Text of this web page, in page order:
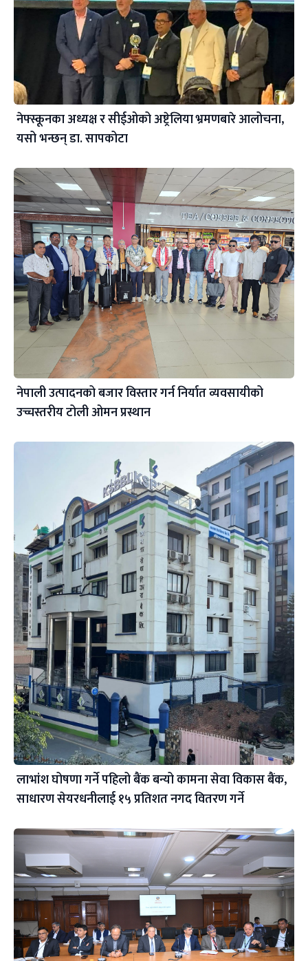
नेफ्स्कूनका अध्यक्ष र सीईओको अष्ट्रेलिया भ्रमणबारे आलोचना,
यसो भन्छन् डा‍. सापकोटा
नेपाली उत्पादनको बजार विस्तार गर्न निर्यात व्यवसायीको
उच्चस्तरीय टोली ओमन प्रस्थान
लाभांश घोषणा गर्ने पहिलो बैंक बन्यो कामना सेवा विकास बैंक,
साधारण सेयरधनीलाई १५ प्रतिशत नगद वितरण गर्ने